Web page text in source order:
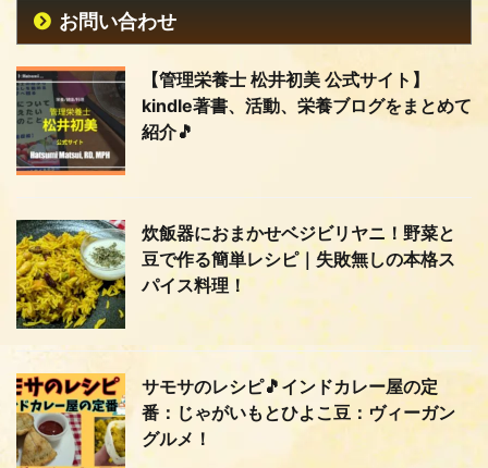
お問い合わせ
【管理栄養士 松井初美 公式サイト】
kindle著書、活動、栄養ブログをまとめて
紹介🎵
炊飯器におまかせベジビリヤニ！野菜と
豆で作る簡単レシピ｜失敗無しの本格ス
パイス料理！
サモサのレシピ🎵インドカレー屋の定
番：じゃがいもとひよこ豆：ヴィーガン
グルメ！